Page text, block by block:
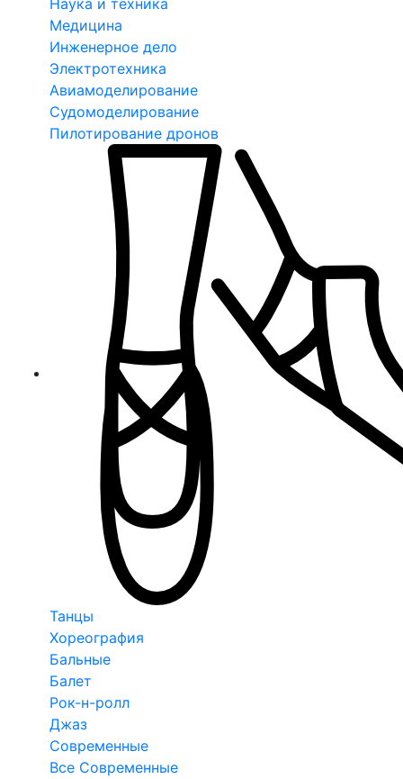
Наука и техника
Медицина
Инженерное дело
Электротехника
Авиамоделирование
Судомоделирование
Пилотирование дронов
Танцы
Хореография
Бальные
Балет
Рок-н-ролл
Джаз
Современные
Все Современные